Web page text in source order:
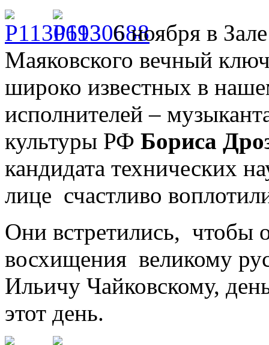
6 ноября в
Маяковского вечный
широко известных в
исполнителей –
культуры РФ Бориса
кандидата технических
лице счастливо
Они встретились, чтобы
восхищения великому
Ильичу Чайковскому,
этот день.